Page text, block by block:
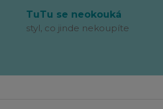
TuTu se neokouká
styl, co jinde nekoupíte